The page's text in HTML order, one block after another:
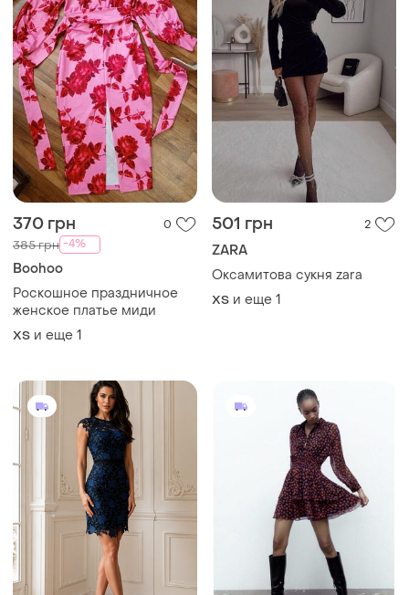
370 грн 0
385 грн -4%
Boohoo
Роскошное праздничное
женское платье миди
ХS и еще 1
501 грн 2
ZARA
Оксамитова сукня zara
ХS и еще 1